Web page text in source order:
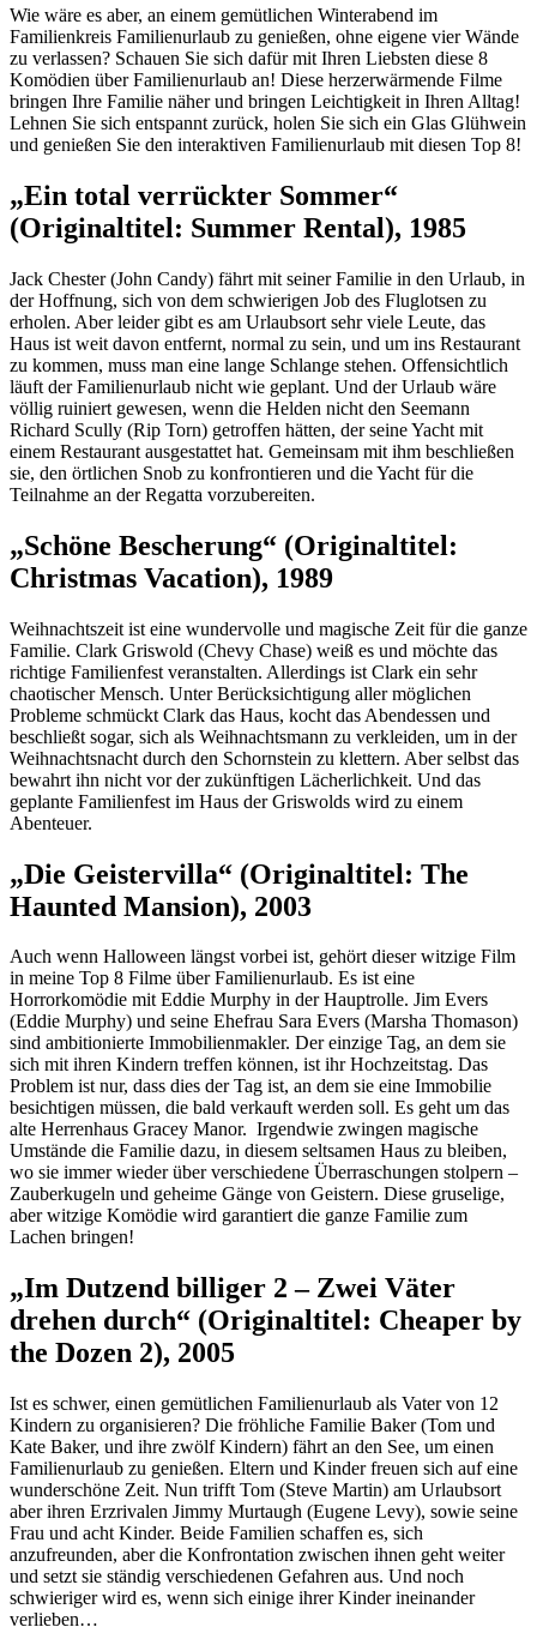
Wie wäre es aber, an einem gemütlichen Winterabend im
Familienkreis Familienurlaub zu genießen, ohne eigene vier Wände
zu verlassen? Schauen Sie sich dafür mit Ihren Liebsten diese 8
Komödien über Familienurlaub an! Diese herzerwärmende Filme
bringen Ihre Familie näher und bringen Leichtigkeit in Ihren Alltag!
Lehnen Sie sich entspannt zurück, holen Sie sich ein Glas Glühwein
und genießen Sie den interaktiven Familienurlaub mit diesen Top 8!
„Ein total verrückter Sommer“
(Originaltitel: Summer Rental), 1985
Jack Chester (John Candy) fährt mit seiner Familie in den Urlaub, in
der Hoffnung, sich von dem schwierigen Job des Fluglotsen zu
erholen. Aber leider gibt es am Urlaubsort sehr viele Leute, das
Haus ist weit davon entfernt, normal zu sein, und um ins Restaurant
zu kommen, muss man eine lange Schlange stehen. Offensichtlich
läuft der Familienurlaub nicht wie geplant. Und der Urlaub wäre
völlig ruiniert gewesen, wenn die Helden nicht den Seemann
Richard Scully (Rip Torn) getroffen hätten, der seine Yacht mit
einem Restaurant ausgestattet hat. Gemeinsam mit ihm beschließen
sie, den örtlichen Snob zu konfrontieren und die Yacht für die
Teilnahme an der Regatta vorzubereiten.
„Schöne Bescherung“ (Originaltitel:
Christmas Vacation), 1989
Weihnachtszeit ist eine wundervolle und magische Zeit für die ganze
Familie. Clark Griswold (Chevy Chase) weiß es und möchte das
richtige Familienfest veranstalten. Allerdings ist Clark ein sehr
chaotischer Mensch. Unter Berücksichtigung aller möglichen
Probleme schmückt Clark das Haus, kocht das Abendessen und
beschließt sogar, sich als Weihnachtsmann zu verkleiden, um in der
Weihnachtsnacht durch den Schornstein zu klettern. Aber selbst das
bewahrt ihn nicht vor der zukünftigen Lächerlichkeit. Und das
geplante Familienfest im Haus der Griswolds wird zu einem
Abenteuer.
„Die Geistervilla“ (Originaltitel: The
Haunted Mansion), 2003
Auch wenn Halloween längst vorbei ist, gehört dieser witzige Film
in meine Top 8 Filme über Familienurlaub. Es ist eine
Horrorkomödie mit Eddie Murphy in der Hauptrolle. Jim Evers
(Eddie Murphy) und seine Ehefrau Sara Evers (Marsha Thomason)
sind ambitionierte Immobilienmakler. Der einzige Tag, an dem sie
sich mit ihren Kindern treffen können, ist ihr Hochzeitstag. Das
Problem ist nur, dass dies der Tag ist, an dem sie eine Immobilie
besichtigen müssen, die bald verkauft werden soll. Es geht um das
alte Herrenhaus Gracey Manor. Irgendwie zwingen magische
Umstände die Familie dazu, in diesem seltsamen Haus zu bleiben,
wo sie immer wieder über verschiedene Überraschungen stolpern –
Zauberkugeln und geheime Gänge von Geistern. Diese gruselige,
aber witzige Komödie wird garantiert die ganze Familie zum
Lachen bringen!
„Im Dutzend billiger 2 – Zwei Väter
drehen durch“ (Originaltitel: Cheaper by
the Dozen 2), 2005
Ist es schwer, einen gemütlichen Familienurlaub als Vater von 12
Kindern zu organisieren? Die fröhliche Familie Baker (Tom und
Kate Baker, und ihre zwölf Kindern) fährt an den See, um einen
Familienurlaub zu genießen. Eltern und Kinder freuen sich auf eine
wunderschöne Zeit. Nun trifft Tom (Steve Martin) am Urlaubsort
aber ihren Erzrivalen Jimmy Murtaugh (Eugene Levy), sowie seine
Frau und acht Kinder. Beide Familien schaffen es, sich
anzufreunden, aber die Konfrontation zwischen ihnen geht weiter
und setzt sie ständig verschiedenen Gefahren aus. Und noch
schwieriger wird es, wenn sich einige ihrer Kinder ineinander
verlieben…